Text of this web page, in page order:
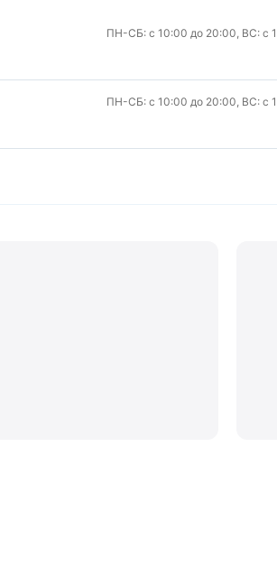
ПН-СБ: с 10:00 до 20:00, ВС: с
ПН-СБ: с 10:00 до 20:00, ВС: с